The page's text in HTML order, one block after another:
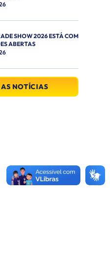
SHOW 2026 ESTÁ COM
ABERTAS
NOTÍCIAS